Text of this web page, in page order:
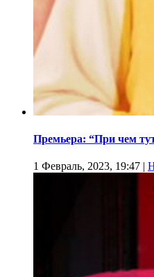
Премьера: “При чем
1 Февраль, 2023, 19:47 |